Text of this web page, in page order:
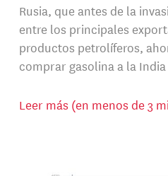
Rusia, que antes de la
entre los principales
productos petrolíferos,
comprar gasolina a la India
Leer más (en menos de 3